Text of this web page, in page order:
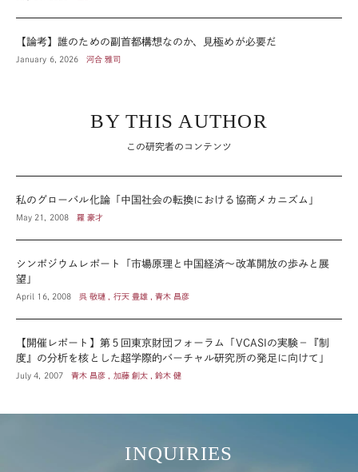
【論考】誰のための副首都構想なのか、見極めが必要だ
January 6, 2026 河合 雅司
BY THIS AUTHOR
この研究者のコンテンツ
私のグローバル化論「中国社会の転換における協商メカニズム」
May 21, 2008 羅 豪才
シンポジウムレポート「市場原理と中国経済～改革開放の歩みと展
望」
April 16, 2008 呉 敬璉 , 行天 豊雄 , 青木 昌彦
【開催レポート】第５回東京財団フォーラム「VCASIの実験－『制
度』の分析を核とした超学際的バーチャル研究所の発足に向けて」
July 4, 2007 青木 昌彦 , 加藤 創太 , 鈴木 健
INQUIRIES